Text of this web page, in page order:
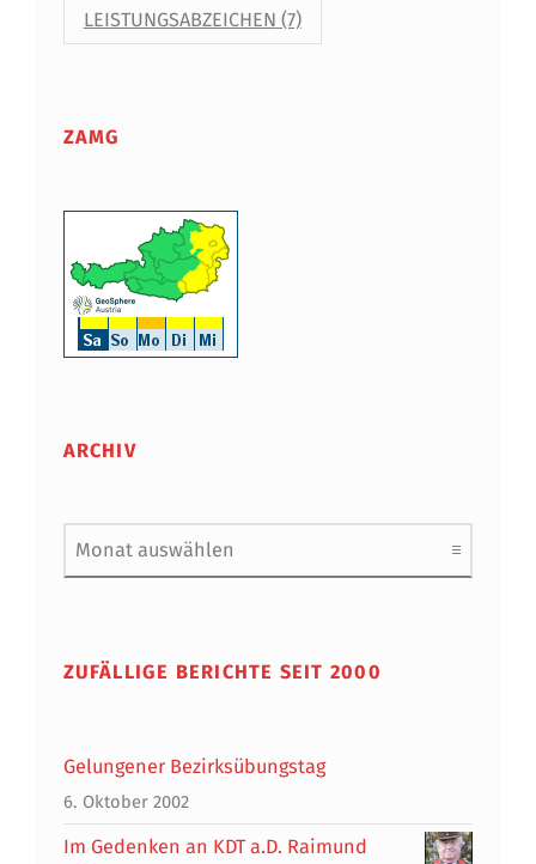
LEISTUNGSABZEICHEN (7)
ZAMG
ARCHIV
Archiv
ZUFÄLLIGE BERICHTE SEIT 2000
Gelungener Bezirksübungstag
6. Oktober 2002
Im Gedenken an KDT a.D. Raimund